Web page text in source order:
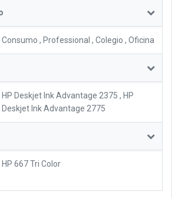
Consumo , Professional , Colegio , Oficina
HP Deskjet Ink Advantage 2375 , HP
Deskjet Ink Advantage 2775
HP 667 Tri Color